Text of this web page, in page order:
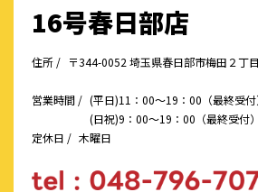
16号春日部店
住所 / 〒344-0052 埼玉県春日部市梅田２丁
営業時間 / (平日)11：00～19：00（最終受付
(日祝)9：00～19：00（最終受付）
定休日 / 木曜日